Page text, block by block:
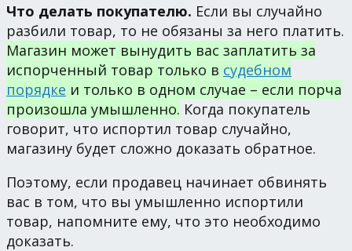
Что делать покупателю. Если вы случайно
разбили товар, то не обязаны за него платить.
Магазин может вынудить вас заплатить за
испорченный товар только в судебном
порядке и только в одном случае – если порча
произошла умышленно. Когда покупатель
говорит, что испортил товар случайно,
магазину будет сложно доказать обратное.
Поэтому, если продавец начинает обвинять
вас в том, что вы умышленно испортили
товар, напомните ему, что это необходимо
доказать.